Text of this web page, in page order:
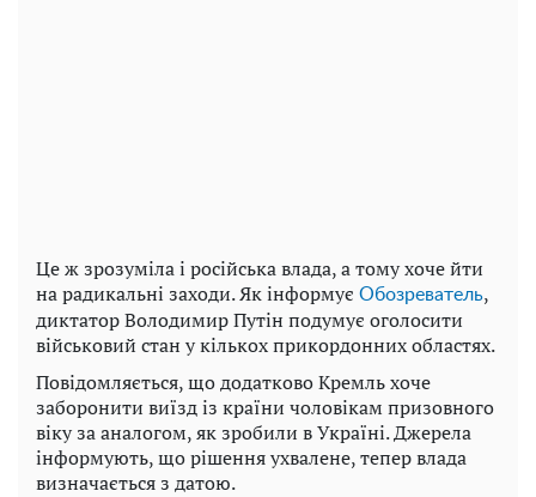
Це ж зрозуміла і російська влада, а тому хоче йти
на радикальні заходи. Як інформує Обозреватель,
диктатор Володимир Путін подумує оголосити
військовий стан у кількох прикордонних областях.
Повідомляється, що додатково Кремль хоче
заборонити виїзд із країни чоловікам призовного
віку за аналогом, як зробили в Україні. Джерела
інформують, що рішення ухвалене, тепер влада
визначається з датою.